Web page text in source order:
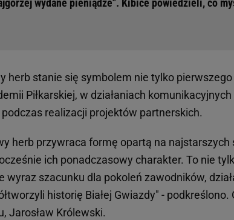
wydane pieniądze". Kibice powiedzieli, co
herb stanie się symbolem nie tylko
Piłkarskiej, w działaniach
podczas realizacji projektów partnerskich.
herb przywraca formę opartą na
ich ponadczasowy charakter. To nie
wyraz szacunku dla pokoleń zawodników,
historię Białej Gwiazdy" -
Jarosław Królewski.